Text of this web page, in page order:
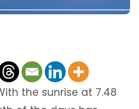
the sunrise at 7.48